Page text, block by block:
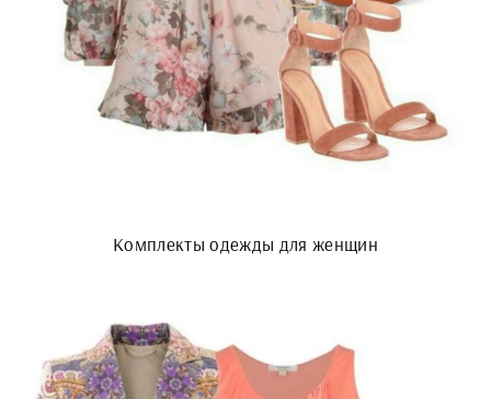
Комплекты одежды для женщин